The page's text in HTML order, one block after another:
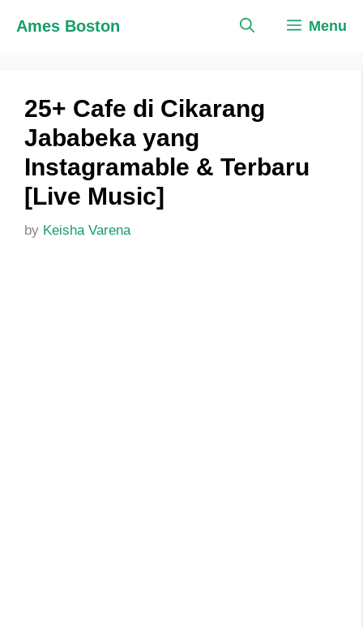
Ames Boston Menu
25+ Cafe di Cikarang
Jababeka yang
Instagramable & Terbaru
[Live Music]
by Keisha Varena